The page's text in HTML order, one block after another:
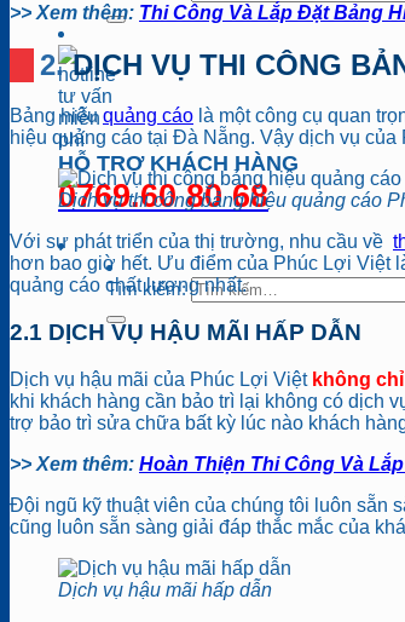
HỖ TRỢ KHÁCH HÀNG
0769.60 80 68
Tìm kiếm:
>> Xem thêm: Thi Công Và Lắp Đặt Bảng
2. DỊCH VỤ THI CÔNG
Bảng hiệuquảng cáo là một công cụ quan
hiệu quảng cáo tại Đà Nẵng. Vậy dịch vụ
Dịch vụ thi công bảng hiệu quảng cáo
Với sự phát triển của thị trường, nhu cầu về
hơn bao giờ hết. Ưu điểm của Phúc Lợi Việt
quảng cáo chất lượng nhất.
2.1 DỊCH VỤ HẬU MÃI HẤP DẪN
Dịch vụ hậu mãi của Phúc Lợi Việt không
khi khách hàng cần bảo trì lại không có dịch
trợ bảo trì sửa chữa bất kỳ lúc nào khách
>> Xem thêm: Hoàn Thiện Thi Công Và
Đội ngũ kỹ thuật viên của chúng tôi luôn sẵn
cũng luôn sẵn sàng giải đáp thắc mắc của
Dịch vụ hậu mãi hấp dẫn